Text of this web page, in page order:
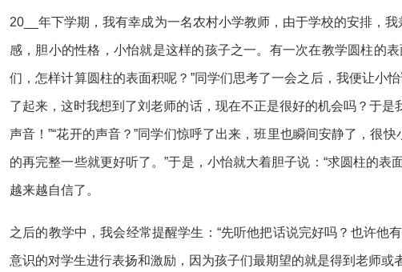
20__年下学期，我有幸成为一名农村小学教师，由于学校的安排，
感，胆小的性格，小怡就是这样的孩子之一。有一次在教学圆柱的
们，怎样计算圆柱的表面积呢？”同学们思考了一会之后，我便让小
了起来，这时我想到了刘老师的话，现在不正是很好的机会吗？于
声音！”“花开的声音？”同学们惊呼了出来，班里也瞬间安静了，很
的再完整一些就更好听了。”于是，小怡就大着胆子说：“求圆柱的
越来越自信了。
之后的教学中，我会经常提醒学生：“先听他把话说完好吗？也许
意识的对学生进行表扬和激励，因为孩子们最期望的就是得到老师或